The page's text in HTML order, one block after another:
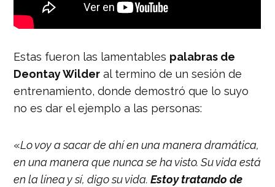
Estas fueron las lamentables palabras de
Deontay Wilder al termino de un sesión de
entrenamiento, donde demostró que lo suyo
no es dar el ejemplo a las personas:
«Lo voy a sacar de ahí en una manera dramática,
en una manera que nunca se ha visto. Su vida está
en la línea y sí, digo su vida.Estoy tratando de